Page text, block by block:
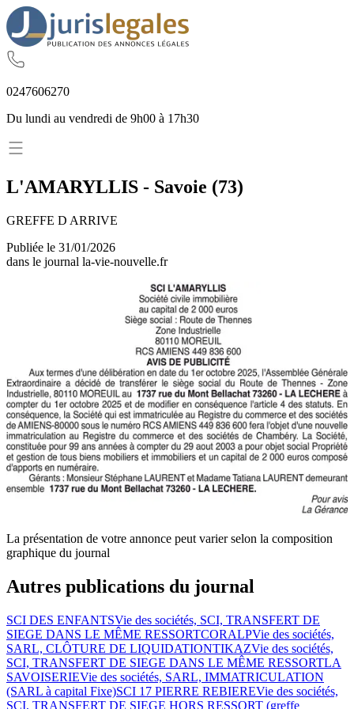
0247606270
Du lundi au vendredi de 9h00 à 17h30
L'AMARYLLIS - Savoie (73)
GREFFE D ARRIVE
Publiée le 31/01/2026
dans le journal la-vie-nouvelle.fr
La présentation de votre annonce peut varier selon la composition
graphique du journal
Autres publications du journal
SCI DES ENFANTSVie des sociétés, SCI, TRANSFERT DE
SIEGE DANS LE MÊME RESSORTCORALPVie des sociétés,
SARL, CLÔTURE DE LIQUIDATIONTIKAZVie des sociétés,
SCI, TRANSFERT DE SIEGE DANS LE MÊME RESSORTLA
SAVOISERIEVie des sociétés, SARL, IMMATRICULATION
(SARL à capital Fixe)SCI 17 PIERRE REBIEREVie des sociétés,
SCI, TRANSFERT DE SIEGE HORS RESSORT (greffe